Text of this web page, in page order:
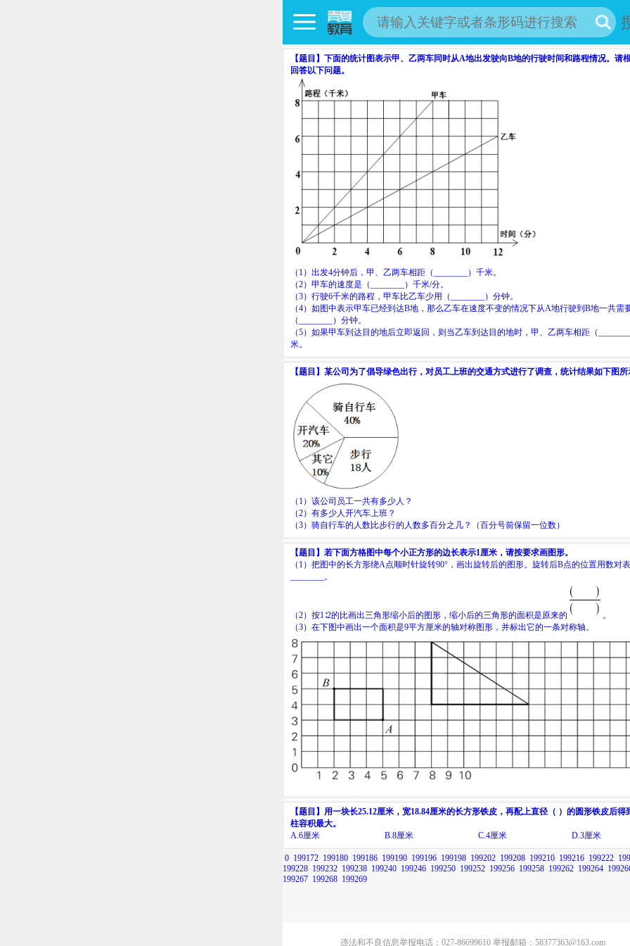
【题目】 下面的统计图表示甲、乙两车同时从A地出发驶向B地的行驶时间和路程情况。请
回答以下问题。
（ 1）出发4分钟后，甲、乙两车相距 （ ） 千米。
（2）甲车的速度是 （ ） 千米/分。
（3）行驶6千米的路程，甲车比乙车少用 （ ） 分钟。
（4）如图中表示甲车已经到达B地，那么乙车在速度不变的情况下从A地行驶到 B地一共需
（
） 分钟。
（5）如果甲车到达目的地后立即返回，则当乙车到达目的地时，甲、乙两车相距 （
米。
【题目】 某公司为了倡导绿色出行，对员工上班的交通方式进行了调查，统计结果如下图所
（ 1）该公司员工一共有多少人？
（2）有多少人开汽车上班？
（3）骑自行车的人数比步行的人数多百分之几？（百分号前保留一位数）
【题目】 若下面方格图中每个小正方形的边长表示1厘米，请按要求画图形。
（ 1）把图中的长方形绕A点顺时针旋转90°，画出旋转后的图形。旋转后B点的位置用数对
________。
（2）按1∶2的比画出三角形缩小后的图形，缩小后的三角形的面积是原来的
。
（3）在下图中画出一个面积是9平方厘米的轴对称图形，并标出它的一条对称轴。
【题目】 用一块长25.12厘米，宽18.84厘米的长方形铁皮，再配上直径（ ）的圆形铁皮后得
柱容积最大。
A.6厘米 B.8厘米 C.4厘米 D.3厘米
0 199172 199180 199186 199190 199196 199198 199202 199208 199210 199216 199222
199228 199232 199238 199240 199246 199250 199252 199256 199258 199262 199264
199267 199268 199269
违法和不良信息举报电话：027-86699610 举报邮箱：58377363@163.com